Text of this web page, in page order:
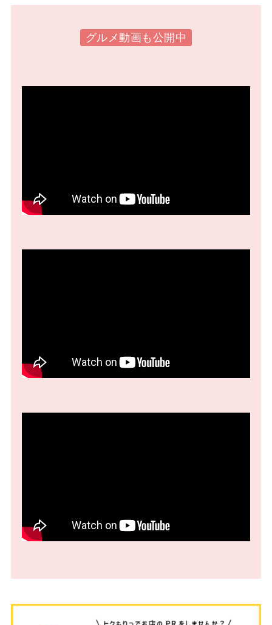
グルメ動画も公開中